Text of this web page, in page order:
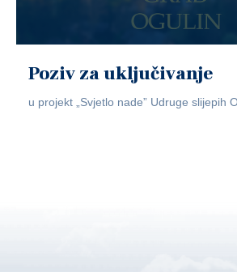
Poziv za uključivanje
u projekt „Svjetlo nade” Udruge slijepih